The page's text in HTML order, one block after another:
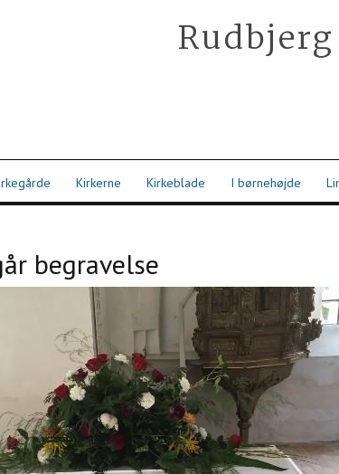
Kirkerne Kirkeblade I børnehøjde
begravelse